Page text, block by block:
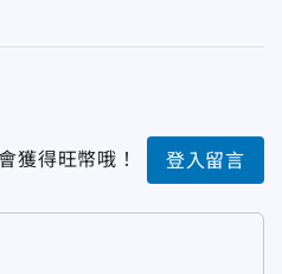
獲得旺幣哦！ 登入留言